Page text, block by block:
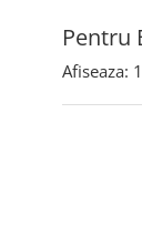
Pentru
Afiseaza: